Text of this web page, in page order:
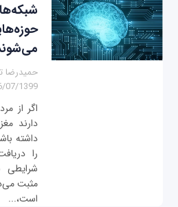
حمیدرضا
1399 - 13:00
اگر از
دارند
داشته
را
شرایطی
مثبت
است،...